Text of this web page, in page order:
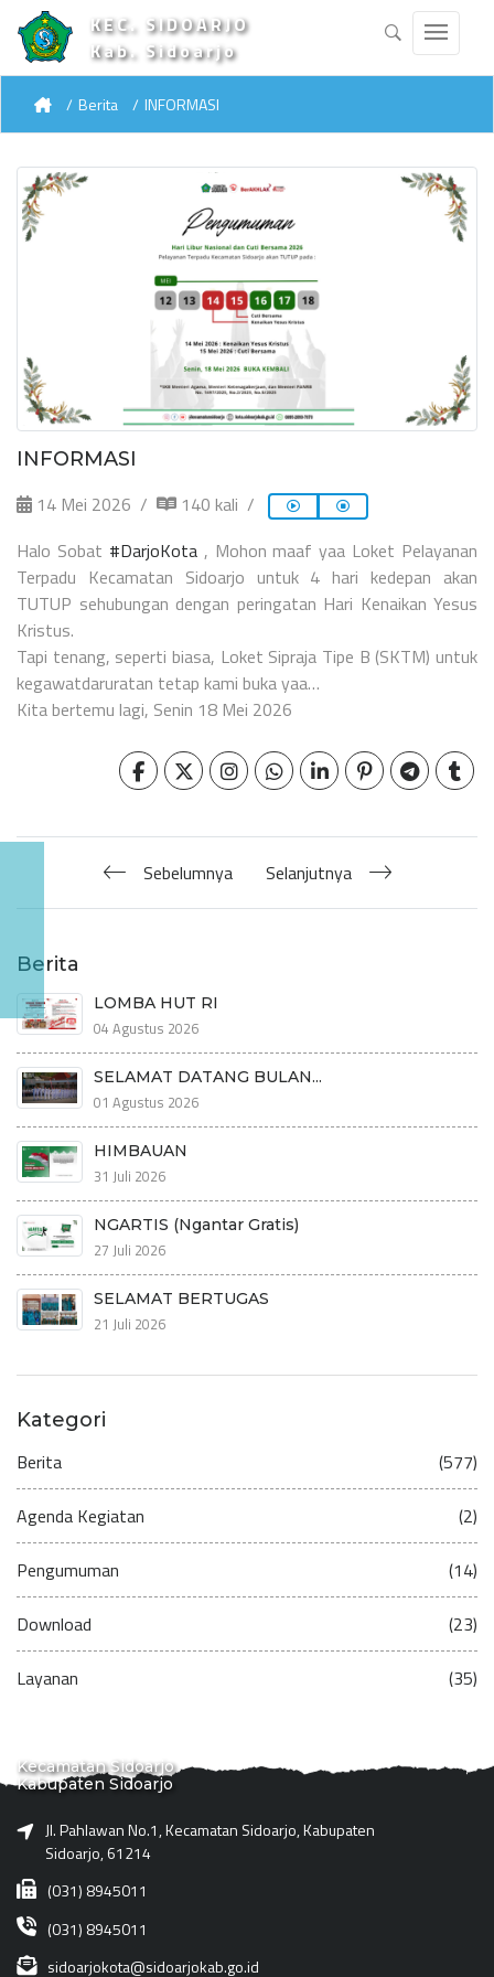
KEC. SIDOARJO
Kab. Sidoarjo
Berita INFORMASI
INFORMASI
14 Mei 2026
140 kali
Halo Sobat #DarjoKota, Mohon maaf yaa Loket Pelayanan
Terpadu Kecamatan Sidoarjo untuk 4 hari kedepan akan
TUTUP sehubungan dengan peringatan Hari Kenaikan Yesus
Kristus.
Tapi tenang, seperti biasa, Loket Sipraja Tipe B (SKTM) untuk
kegawatdaruratan tetap kami buka yaa…
Kita bertemu lagi, Senin 18 Mei 2026
Sebelumnya Selanjutnya
Berita
LOMBA HUT RI
04 Agustus 2026
SELAMAT DATANG BULAN...
01 Agustus 2026
HIMBAUAN
31 Juli 2026
NGARTIS (Ngantar Gratis)
27 Juli 2026
SELAMAT BERTUGAS
21 Juli 2026
Kategori
Berita (577)
Agenda Kegiatan (2)
Pengumuman (14)
Download (23)
Layanan (35)
Kecamatan Sidoarjo
Kabupaten Sidoarjo
Jl. Pahlawan No.1, Kecamatan Sidoarjo, Kabupaten
Sidoarjo, 61214
(031) 8945011
(031) 8945011
sidoarjokota@sidoarjokab.go.id